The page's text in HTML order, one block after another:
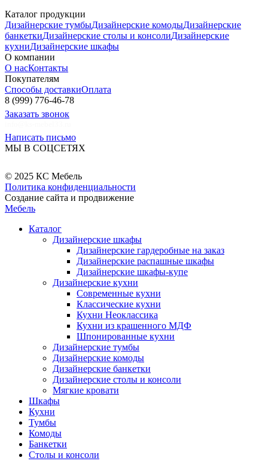
Каталог продукции
Дизайнерские тумбыДизайнерские комодыДизайнерские
банкеткиДизайнерские столы и консолиДизайнерские
кухниДизайнерские шкафы
О компании
О насКонтакты
Покупателям
Способы доставкиОплата
8 (999) 776-46-78
Заказать звонок
Написать письмо
МЫ В СОЦСЕТЯХ
© 2025 КС Мебель
Политика конфиденциальности
Создание сайта и продвижение
Мебель
Каталог
Дизайнерские шкафы
Дизайнерские гардеробные на заказ
Дизайнерские распашные шкафы
Дизайнерские шкафы-купе
Дизайнерские кухни
Современные кухни
Классические кухни
Кухни Неоклассика
Кухни из крашенного МДФ
Шпонированные кухни
Дизайнерские тумбы
Дизайнерские комоды
Дизайнерские банкетки
Дизайнерские столы и консоли
Мягкие кровати
Шкафы
Кухни
Тумбы
Комоды
Банкетки
Столы и консоли